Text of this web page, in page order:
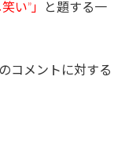
い”」
と題する一
コメントに対する